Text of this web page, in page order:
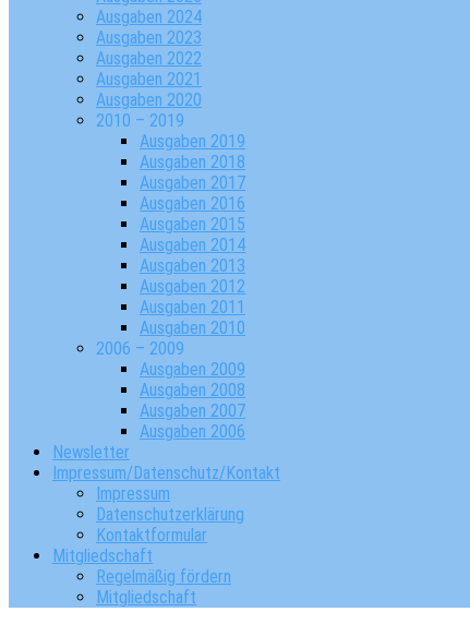
Ausgaben 2024
Ausgaben 2023
Ausgaben 2022
Ausgaben 2021
Ausgaben 2020
2010 – 2019
Ausgaben 2019
Ausgaben 2018
Ausgaben 2017
Ausgaben 2016
Ausgaben 2015
Ausgaben 2014
Ausgaben 2013
Ausgaben 2012
Ausgaben 2011
Ausgaben 2010
2006 – 2009
Ausgaben 2009
Ausgaben 2008
Ausgaben 2007
Ausgaben 2006
Newsletter
Impressum/Datenschutz/Kontakt
Impressum
Datenschutzerklärung
Kontaktformular
Mitgliedschaft
Regelmäßig fördern
Mitgliedschaft